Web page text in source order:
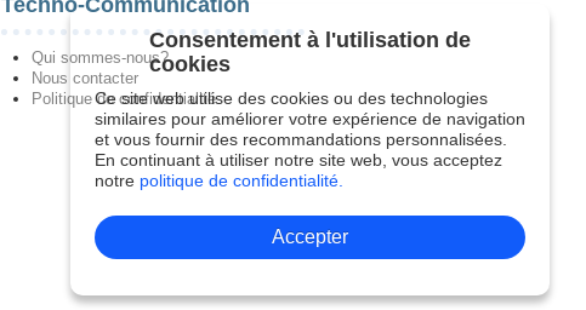
Qui sommes-nous?
Nous contacter
Politique de confidentialité
Consentement à l'utilisation de
cookies
Ce site web utilise des cookies ou des technologies
similaires pour améliorer votre expérience de navigation
et vous fournir des recommandations personnalisées.
En continuant à utiliser notre site web, vous acceptez
notre politique de confidentialité.
Accepter